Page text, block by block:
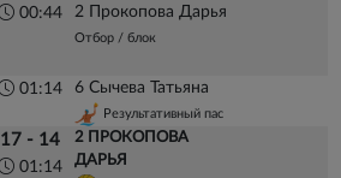
00:44 2 Прокопова Дарья
Отбор / блок
01:14 6 Сычева Татьяна
Результативный пас
17 - 14
01:14
2 ПРОКОПОВА
ДАРЬЯ